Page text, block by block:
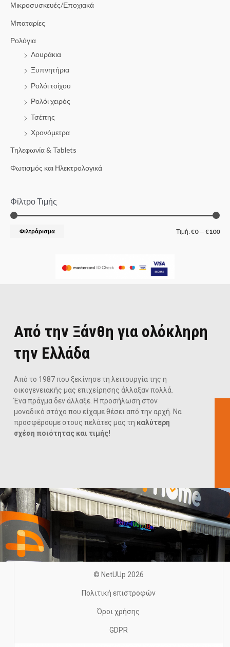
Μικροσυσκευές/Εποχιακά
Μπαταρίες
Ρολόγια
Λουράκια
Ξυπνητήρια
Ρολόι τοίχου
Ρολόι χειρός
Τσέπης
Χρονόμετρα
Τηλεφωνία & Tablets
Φωτισμός και Ηλεκτρολογικά
Φίλτρο Τιμής
Φιλτράρισμα Τιμή:€0— €100
Από την Ξάνθη για ολόκληρη
την Ελλάδα
Από το 1987 που ξεκίνησε τη λειτουργία της η
οικογενειακής μας επιχείρησης άλλαξαν πολλά.
Ένα πράγμα δεν άλλαξε. Η προσήλωση στον
μοναδικό στόχο που είχαμε θέσει από την αρχή. Να
προσφέρουμε στους πελάτες μας τη καλύτερη
σχέση ποιότητας και τιμής!
© NetUUp 2026
Πολιτική επιστροφών
Όροι χρήσης
GDPR